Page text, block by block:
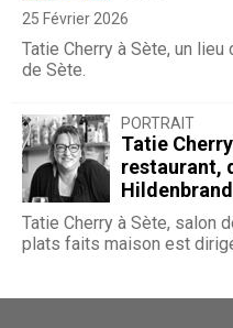
25 Février 2026
Tatie Cherry à Sète, un
de Sète.
PORTRAIT
Tatie
restaurant,
Hildenbrand
Tatie Cherry à Sète, salon
plats faits maison est